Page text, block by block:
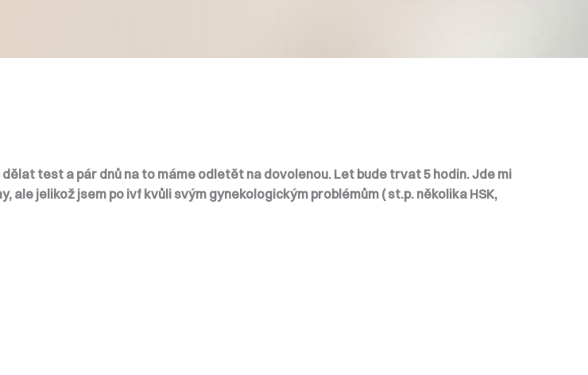
dělat test a pár dnů na to máme odletět na dovolenou. Let bude trvat 5 hodin. Jde mi
jelikož jsem po ivf kvůli svým gynekologickým problémům ( st.p. několika HSK,